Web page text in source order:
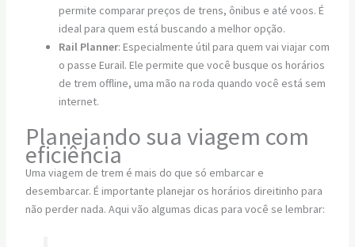
permite comparar preços de trens, ônibus e até voos. É
ideal para quem está buscando a melhor opção.
Rail Planner: Especialmente útil para quem vai viajar com
o passe Eurail. Ele permite que você busque os horários
de trem offline, uma mão na roda quando você está sem
internet.
Planejando sua viagem com
eficiência
Uma viagem de trem é mais do que só embarcar e
desembarcar. É importante planejar os horários direitinho para
não perder nada. Aqui vão algumas dicas para você se lembrar: